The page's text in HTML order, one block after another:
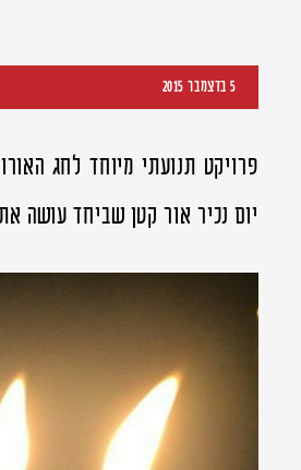
5 בדצמבר 2015
פרויקט תנועתי מיוחד לחג
יום נכיר אור קטן שביחד עושה את האור